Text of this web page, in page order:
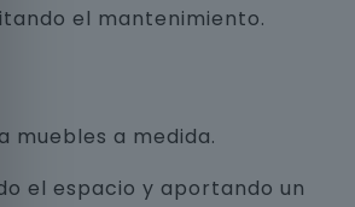
el mantenimiento.
muebles a medida.
el espacio y aportando un